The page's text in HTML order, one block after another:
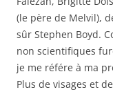
(le père de Melvil),
sûr Stephen Boyd.
non scientifiques
je me référe à ma
Plus de visages et